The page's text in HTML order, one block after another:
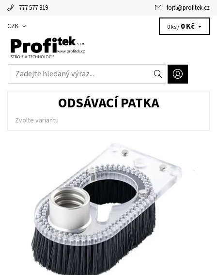
777 577 819 fojtl@profitek.cz
CZK 0 ks / 0 Kč
ODSÁVACÍ PATKA
Zvolte variantu
Alžbětka - vaše virtuální asistentka